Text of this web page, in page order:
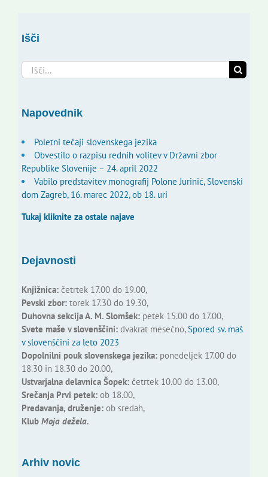
Išči
Search
for:
Napovednik
Poletni tečaji slovenskega jezika
Obvestilo o razpisu rednih volitev v Državni zbor
Republike Slovenije – 24. april 2022
Vabilo predstavitev monografij Polone Jurinić, Slovenski
dom Zagreb, 16. marec 2022, ob 18. uri
Tukaj kliknite za ostale najave
Dejavnosti
Knjižnica:četrtek 17.00 do 19.00,
Pevski zbor:torek 17.30 do 19.30,
Duhovna sekcija A. M. Slomšek:petek 15.00 do 17.00,
Svete maše v slovenščini:dvakrat mesečno,Spored sv. maš
v slovenščini za leto 2023
Dopolnilni pouk slovenskega jezika:ponedeljek 17.00 do
18.30 in 18.30 do 20.00,
Ustvarjalna delavnica Šopek:četrtek 10.00 do 13.00,
Srečanja Prvi petek:ob 18.00,
Predavanja, druženje:ob sredah,
Klub Moja dežela.
Arhiv novic